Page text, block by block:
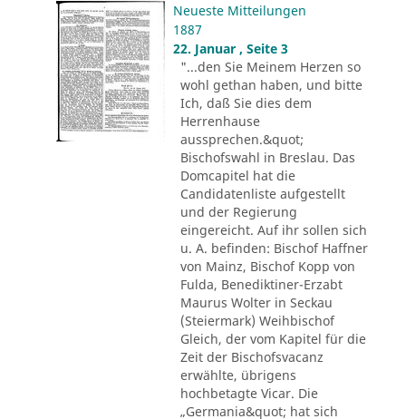
Neueste Mitteilungen
1887
22. Januar , Seite 3
"...den Sie Meinem Herzen so
wohl gethan haben, und bitte
Ich, daß Sie dies dem
Herrenhause
aussprechen.&quot;
Bischofswahl in Breslau. Das
Domcapitel hat die
Candidatenliste aufgestellt
und der Regierung
eingereicht. Auf ihr sollen sich
u. A. befinden: Bischof Haffner
von Mainz, Bischof Kopp von
Fulda, Benediktiner-Erzabt
Maurus Wolter in Seckau
(Steiermark) Weihbischof
Gleich, der vom Kapitel für die
Zeit der Bischofsvacanz
erwählte, übrigens
hochbetagte Vicar. Die
„Germania&quot; hat sich